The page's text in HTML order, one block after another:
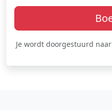
Je wordt doorgestuurd